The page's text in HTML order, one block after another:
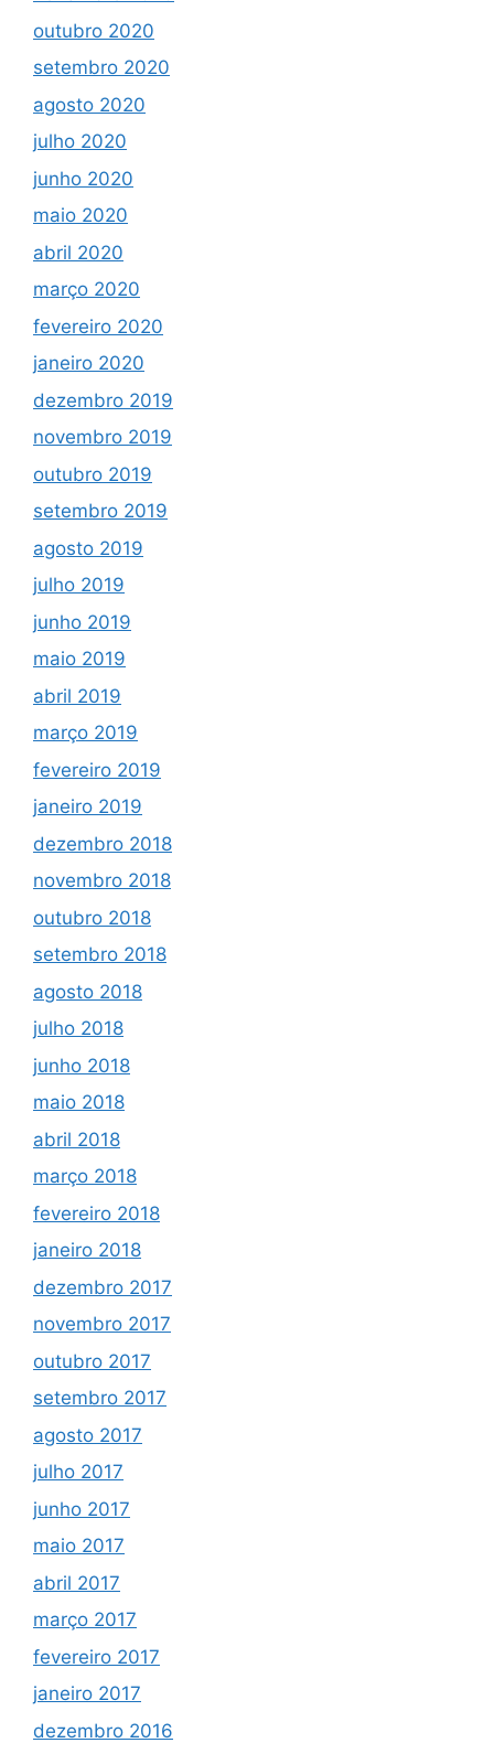
outubro 2020
setembro 2020
agosto 2020
julho 2020
junho 2020
maio 2020
abril 2020
março 2020
fevereiro 2020
janeiro 2020
dezembro 2019
novembro 2019
outubro 2019
setembro 2019
agosto 2019
julho 2019
junho 2019
maio 2019
abril 2019
março 2019
fevereiro 2019
janeiro 2019
dezembro 2018
novembro 2018
outubro 2018
setembro 2018
agosto 2018
julho 2018
junho 2018
maio 2018
abril 2018
março 2018
fevereiro 2018
janeiro 2018
dezembro 2017
novembro 2017
outubro 2017
setembro 2017
agosto 2017
julho 2017
junho 2017
maio 2017
abril 2017
março 2017
fevereiro 2017
janeiro 2017
dezembro 2016